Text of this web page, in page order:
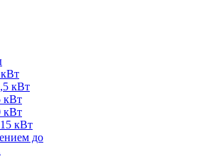
кВт
кВт
кВт
кВт
до